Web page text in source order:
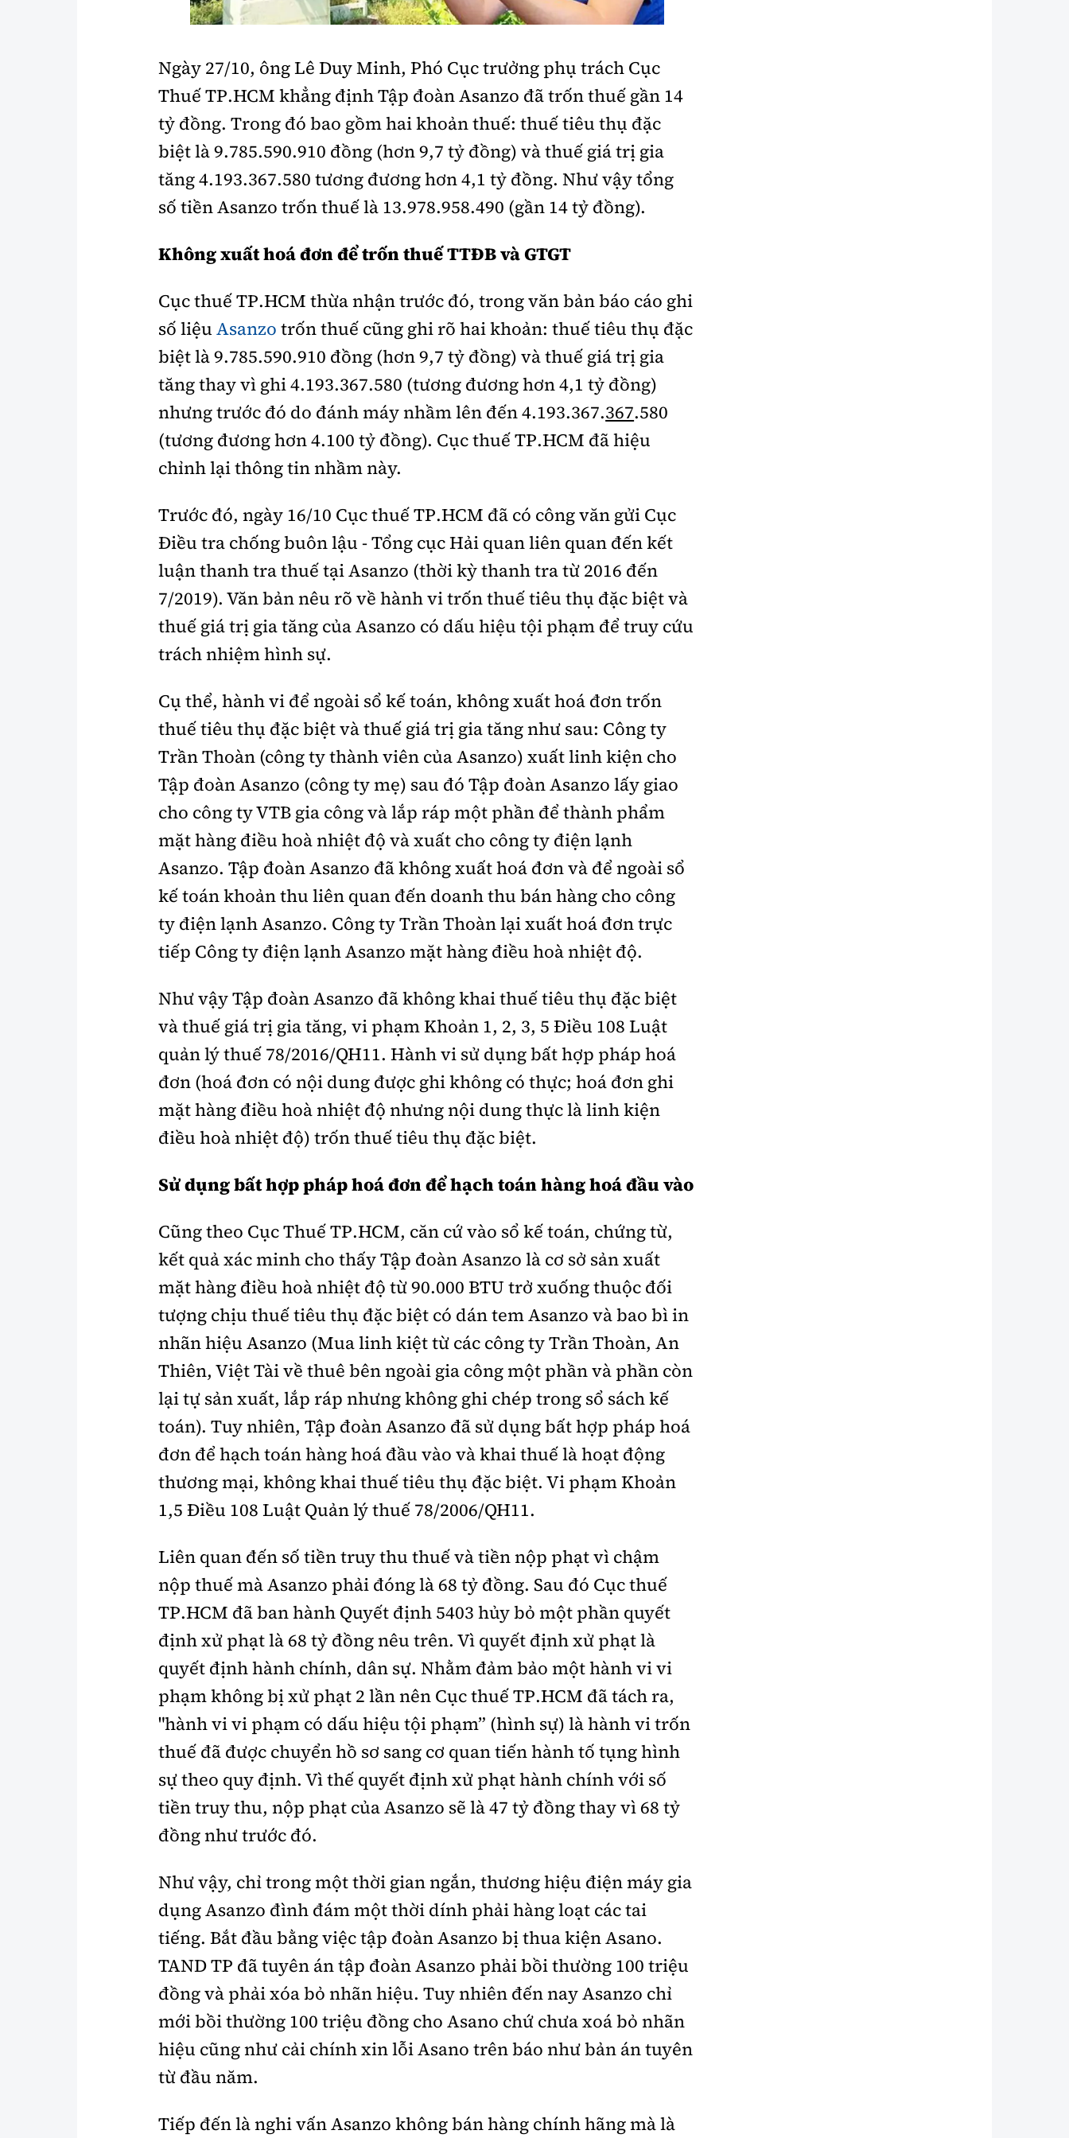
Lao động - Công đoàn
Showbiz
Điện ảnh
Âm nhạc
Bình luận
Hậu trường sao
360 độ thể thao
Sản phẩm mới
AI
Tư vấn
Thời sự Quốc tế
Hồ sơ tài liệu
Thế giới xây dựng
Du lịch
Khám phá
Ẩm thực
Video
Thời sự
Khám phá
Camera giao thông
Câu chuyện giao thông
Lăng kính xây dựng
Giải trí - Thể thao
Ngày 27/10, ông Lê Duy Minh, Phó Cục trưởng phụ trách Cục
Thuế TP.HCM khẳng định Tập đoàn Asanzo đã trốn thuế gần 14
tỷ đồng. Trong đó bao gồm hai khoản thuế: thuế tiêu thụ đặc
biệt là 9.785.590.910 đồng (hơn 9,7 tỷ đồng) và thuế giá trị gia
tăng 4.193.367.580 tương đương hơn 4,1 tỷ đồng. Như vậy tổng
số tiền Asanzo trốn thuế là 13.978.958.490 (gần 14 tỷ đồng).
Không xuất hoá đơn để trốn thuế TTĐB và GTGT
Cục thuế TP.HCM thừa nhận trước đó, trong văn bản báo cáo ghi
số liệuAsanzo trốn thuế cũng ghi rõ hai khoản:thuế tiêu thụ đặc
biệt là 9.785.590.910 đồng (hơn 9,7 tỷ đồng) và thuế giá trị gia
tăng thay vì ghi 4.193.367.580 (tương đương hơn 4,1 tỷ đồng)
nhưng trước đó do đánh máy nhầm lên đến 4.193.367.367.580
(tương đương hơn 4.100 tỷ đồng). Cục thuế TP.HCM đã hiệu
chỉnh lại thông tin nhầm này.
Trước đó, ngày 16/10 Cục thuế TP.HCM đã có công văn gửi Cục
Điều tra chống buôn lậu - Tổng cục Hải quan liên quan đến kết
luận thanh tra thuế tại Asanzo (thời kỳ thanh tra từ 2016 đến
7/2019). Văn bản nêu rõ về hành vi trốn thuế tiêu thụ đặc biệt và
thuế giá trị gia tăng của Asanzo có dấu hiệu tội phạm để truy cứu
trách nhiệm hình sự.
Cụ thể, hành vi để ngoài sổ kế toán, không xuất hoá đơn trốn
thuế tiêu thụ đặc biệt và thuế giá trị gia tăng như sau: Công ty
Trần Thoàn (công ty thành viên của Asanzo) xuất linh kiện cho
Tập đoàn Asanzo (công ty mẹ) sau đó Tập đoàn Asanzo lấy giao
cho công ty VTB gia công và lắp ráp một phần để thành phẩm
mặt hàng điều hoà nhiệt độ và xuất cho công ty điện lạnh
Asanzo. Tập đoàn Asanzo đã không xuất hoá đơn và để ngoài sổ
kế toán khoản thu liên quan đến doanh thu bán hàng cho công
ty điện lạnh Asanzo. Công ty Trần Thoàn lại xuất hoá đơn trực
tiếp Công ty điện lạnh Asanzo mặt hàng điều hoà nhiệt độ.
Như vậy Tập đoàn Asanzo đã không khai thuế tiêu thụ đặc biệt
và thuế giá trị gia tăng, vi phạm Khoản 1, 2, 3, 5 Điều 108 Luật
quản lý thuế 78/2016/QH11.Hành vi sử dụng bất hợp pháp hoá
đơn (hoá đơn có nội dung được ghi không có thực; hoá đơn ghi
mặt hàng điều hoà nhiệt độ nhưng nội dung thực là linh kiện
điều hoà nhiệt độ) trốn thuế tiêu thụ đặc biệt.
Sử dụng bất hợp pháp hoá đơn để hạch toán hàng hoá đầu vào
Cũng theo Cục Thuế TP.HCM, căn cứ vào sổ kế toán, chứng từ,
kết quả xác minh cho thấy Tập đoàn Asanzo là cơ sở sản xuất
mặt hàng điều hoà nhiệt độ từ 90.000 BTU trở xuống thuộc đối
tượng chịu thuế tiêu thụ đặc biệt có dán tem Asanzo và bao bì in
nhãn hiệu Asanzo (Mua linh kiệt từ các công ty Trần Thoàn, An
Thiên, Việt Tài về thuê bên ngoài gia công một phần và phần còn
lại tự sản xuất, lắp ráp nhưng không ghi chép trong sổ sách kế
toán). Tuy nhiên, Tập đoàn Asanzo đã sử dụng bất hợp pháp hoá
đơn để hạch toán hàng hoá đầu vào và khai thuế là hoạt động
thương mại, không khai thuế tiêu thụ đặc biệt. Vi phạm Khoản
1,5 Điều 108 Luật Quản lý thuế 78/2006/QH11.
Liên quan đến số tiền truy thu thuế và tiền nộp phạt vì chậm
nộp thuế mà Asanzo phải đóng là68 tỷ đồng. Sau đó Cục thuế
TP.HCM đã banhành Quyết định 5403 hủy bỏ một phần quyết
định xử phạt là 68 tỷ đồng nêu trên. Vì quyết định xử phạt là
quyết định hành chính, dân sự. Nhằm đảm bảo một hành vi vi
phạm không bị xử phạt 2 lần nên Cục thuế TP.HCM đã tách ra,
"hành vi vi phạm có dấu hiệu tội phạm” (hình sự) là hành vi trốn
thuế đã được chuyển hồ sơ sang cơ quan tiến hành tố tụng hình
sự theo quy định. Vì thế quyết định xử phạt hành chính với số
tiền truy thu, nộp phạt của Asanzo sẽ là 47 tỷ đồng thay vì 68 tỷ
đồng như trước đó.
Như vậy, chỉ trong một thời gian ngắn, thương hiệu điện máy gia
dụng Asanzo đình đám một thời dính phải hàng loạt các tai
tiếng. Bắt đầu bằng việc tập đoàn Asanzo bị thua kiệnAsano.
TAND TP đã tuyên án tập đoàn Asanzo phải bồi thường 100 triệu
đồng và phải xóa bỏ nhãn hiệu. Tuy nhiên đến nay Asanzo chỉ
mới bồi thường 100 triệu đồng cho Asano chứ chưa xoá bỏ nhãn
hiệu cũng như cải chính xin lỗi Asano trên báo như bản án tuyên
từ đầu năm.
Tiếp đến là nghi vấn Asanzo không bán hàng chính hãng mà là